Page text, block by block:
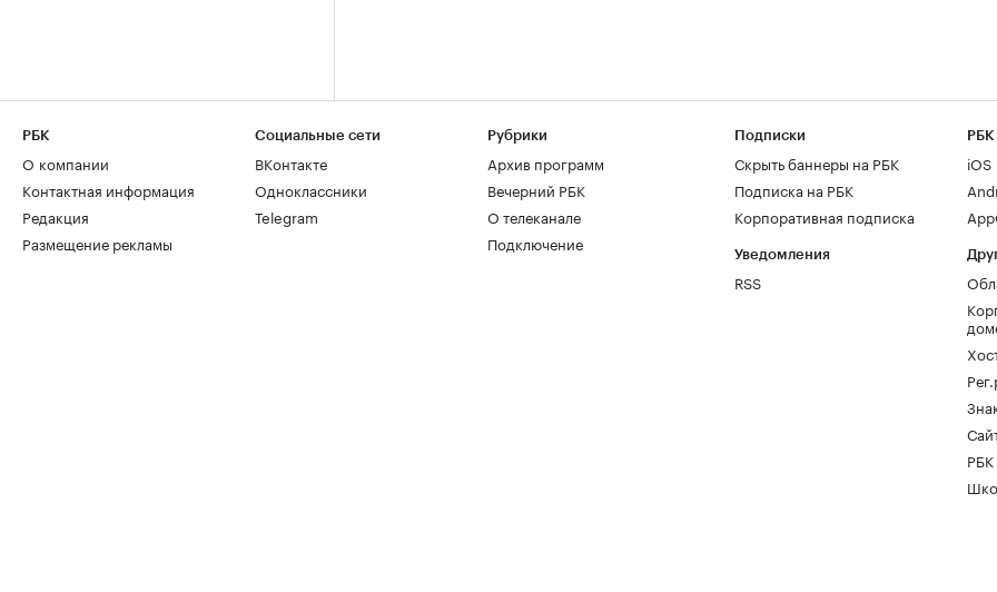
РБК
О компании
Контактная информация
Редакция
Размещение рекламы
Социальные сети
ВКонтакте
Одноклассники
Telegram
Рубрики
Архив программ
Вечерний РБК
О телеканале
Подключение
Подписки
Скрыть баннеры на РБК
Подписка на РБК
Корпоративная подписка
Уведомления
RSS
РБК
iOS